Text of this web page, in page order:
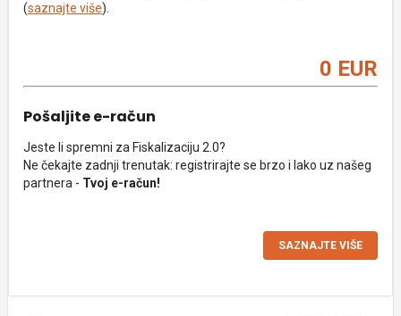
(saznajte više).
0 EUR
Pošaljite e-račun
Jeste li spremni za Fiskalizaciju 2.0?
Ne čekajte zadnji trenutak: registrirajte se brzo i lako uz našeg
partnera - Tvoj e-račun!
SAZNAJTE VIŠE